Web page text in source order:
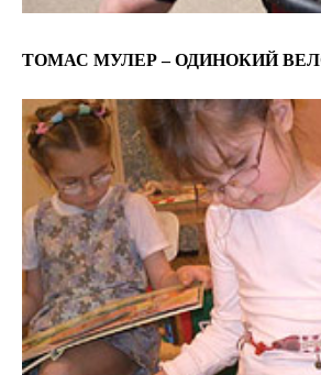
ТОМАС МУЛЕР – ОДИНОКИЙ